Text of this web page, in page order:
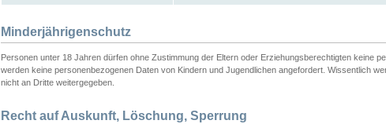
Minderjährigenschutz
Personen unter 18 Jahren dürfen ohne Zustimmung der Eltern oder Erziehungsberechtigten keine
werden keine personenbezogenen Daten von Kindern und Jugendlichen angefordert. Wissentlich
nicht an Dritte weitergegeben.
Recht auf Auskunft, Löschung, Sperrung